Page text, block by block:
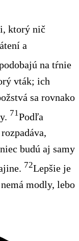
ktorý nič
a
na tŕnie
vták; ich
sa rovnako
71Podľa
budú aj samy
72Lepšie je
modly, lebo